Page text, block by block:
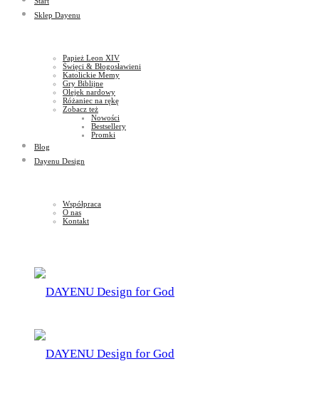
God
Sklep Dayenu
Papież Leon XIV
Święci & Błogosławieni
Katolickie Memy
Gry Biblijne
Olejek nardowy
Różaniec na rękę
Zobacz też
Nowości
Bestsellery
Promki
Blog
Dayenu Design
Współpraca
O nas
Kontakt